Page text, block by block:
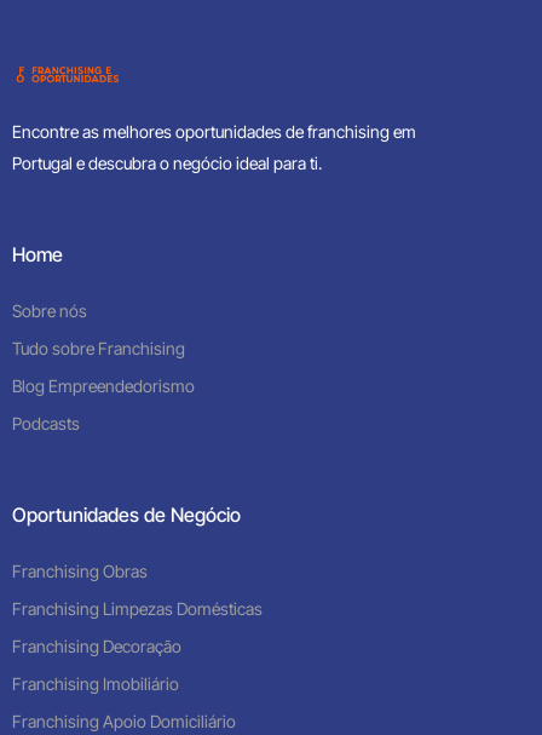
Encontre as melhores oportunidades de franchising em
Portugal e descubra o negócio ideal para ti.
Home
Sobre nós
Tudo sobre Franchising
Blog Empreendedorismo
Podcasts
Oportunidades de Negócio
Franchising Obras
Franchising Limpezas Domésticas
Franchising Decoração
Franchising Imobiliário
Franchising Apoio Domiciliário